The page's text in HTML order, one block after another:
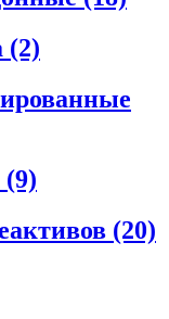
(2)
(9)
(20)